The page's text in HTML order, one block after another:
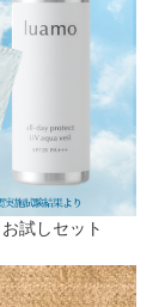
試しセット